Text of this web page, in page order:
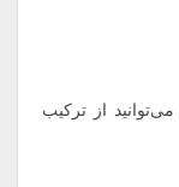
از ترکیب